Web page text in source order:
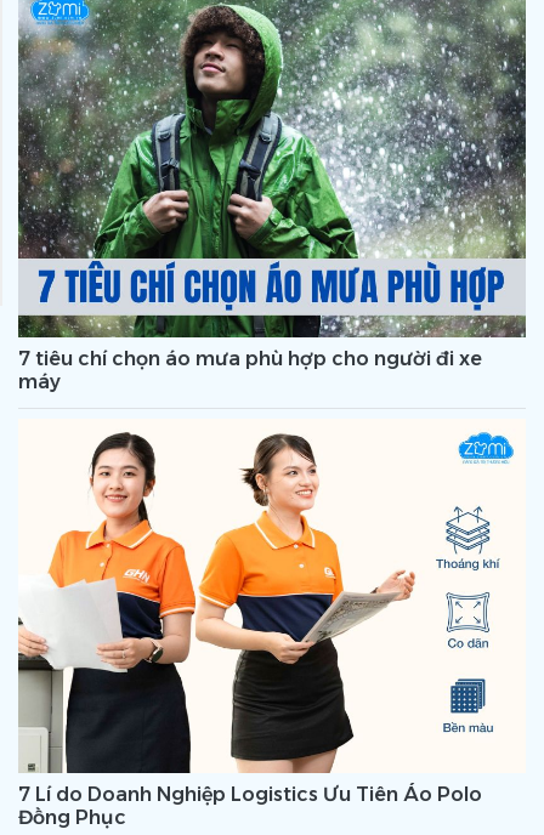
7 tiêu chí chọn áo mưa phù hợp cho người đi xe
máy
7 Lí do Doanh Nghiệp Logistics Ưu Tiên Áo Polo
Đồng Phục